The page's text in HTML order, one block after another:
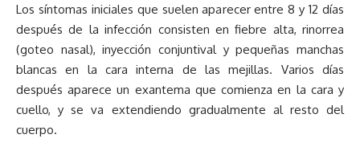
Los síntomas iniciales que suelen aparecer entre 8 y 12 días
después de la infección consisten en fiebre alta, rinorrea
(goteo nasal), inyección conjuntival y pequeñas manchas
blancas en la cara interna de las mejillas. Varios días
después aparece un exantema que comienza en la cara y
cuello, y se va extendiendo gradualmente al resto del
cuerpo.